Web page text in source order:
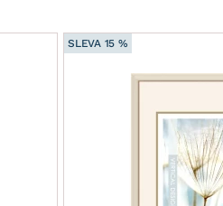
SLEVA 15 %